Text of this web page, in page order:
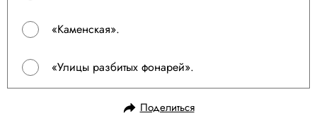
«Каменская».
«Улицы разбитых фонарей».
Поделиться